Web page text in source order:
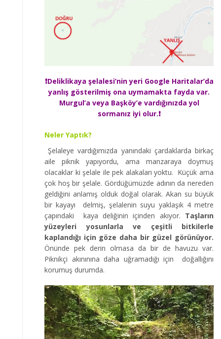
❗Deliklikaya şelalesi’nin yeri Google Haritalar’da
yanlış gösterilmiş ona uymamakta fayda var.
Murgul’a veya Başköy’e vardığınızda yol
sormanız iyi olur.❗
Neler Yaptık?
Şelaleye vardığımızda yanındaki çardaklarda birkaç
aile piknik yapıyordu, ama manzaraya doymuş
olacaklar ki şelale ile pek alakaları yoktu. Küçük ama
çok hoş bir şelale. Gördüğümüzde adının da nereden
geldiğini anlamış olduk doğal olarak. Akan su büyük
bir kayayı delmiş, şelalenin suyu yaklaşık 4 metre
çapındaki kaya deliğinin içinden akıyor. Taşların
yüzeyleri yosunlarla ve çeşitli bitkilerle
kaplandığı için göze daha bir güzel görünüyor.
Önünde pek derin olmasa da bir de havuzu var.
Piknikçi akınınına daha uğramadığı için doğallığını
korumuş durumda.